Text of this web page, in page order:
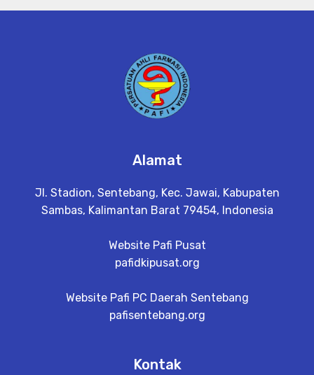
Alamat
Jl. Stadion, Sentebang, Kec. Jawai, Kabupaten
Sambas, Kalimantan Barat 79454, Indonesia
Website Pafi Pusat
pafidkipusat.org
Website Pafi PC Daerah Sentebang
pafisentebang.org
Kontak